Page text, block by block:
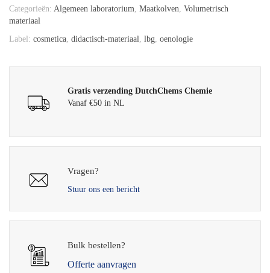
Categorieën: Algemeen laboratorium, Maatkolven, Volumetrisch
materiaal
Label: cosmetica, didactisch-materiaal, lbg, oenologie
Gratis verzending DutchChems Chemie
Vanaf €50 in NL
Vragen?
Stuur ons een bericht
Bulk bestellen?
Offerte aanvragen